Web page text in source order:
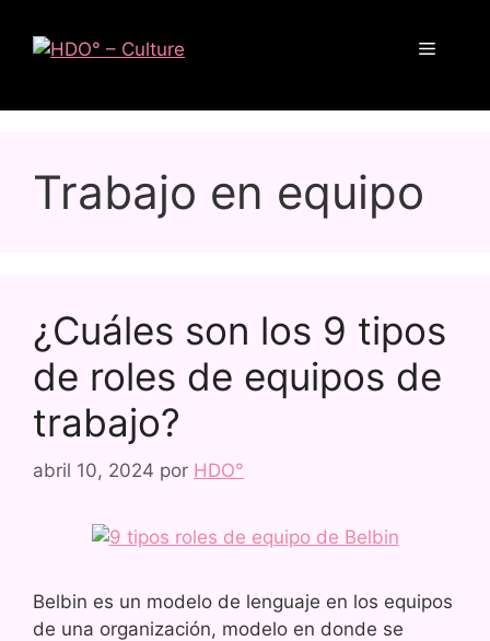
Trabajo en equipo
¿Cuáles son los 9 tipos
de roles de equipos de
trabajo?
abril 10, 2024 por HDO°
Belbin es un modelo de lenguaje en los equipos
de una organización, modelo en donde se